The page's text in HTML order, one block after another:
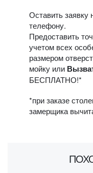
Оставить заявку
телефону.
Предоставить
учетом всех
размером
мойку или
БЕСПЛАТНО!*
*при заказе
замерщика